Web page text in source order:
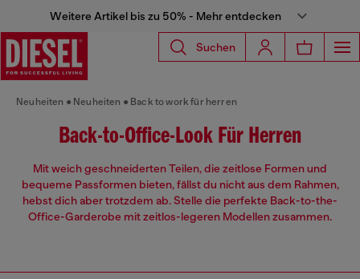
Weitere Artikel bis zu 50% - Mehr entdecken
Suchen
Neuheiten Neuheiten Back to work für herren
Back-to-Office-Look Für Herren
Mit weich geschneiderten Teilen, die zeitlose Formen und
bequeme Passformen bieten, fällst du nicht aus dem Rahmen,
hebst dich aber trotzdem ab. Stelle die perfekte Back-to-the-
Office-Garderobe mit zeitlos-legeren Modellen zusammen.